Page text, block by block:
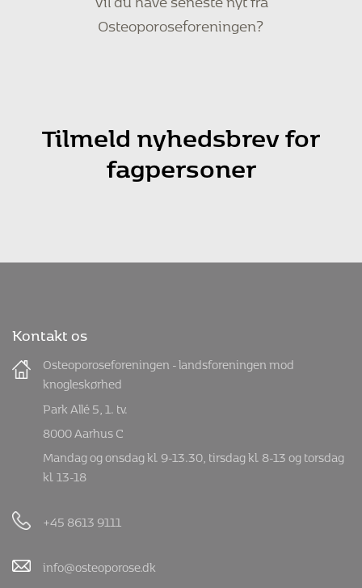
Osteoporoseforeningen?
Tilmeld nyhedsbrev for
fagpersoner
Kontakt os
Osteoporoseforeningen - landsforeningen mod
knogleskørhed
Park Allé 5, 1. tv.
8000 Aarhus C
Mandag og onsdag kl. 9-13.30, tirsdag kl. 8-13 og torsdag
kl. 13-18
+45 8613 9111
info@osteoporose.dk